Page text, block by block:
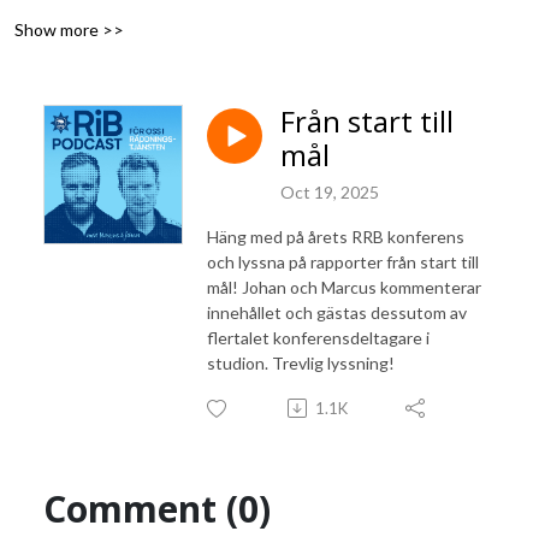
brandförsvar och Johan som Brandchef vid Uppsala brandförsvar.
www.rrfb.se/rib-podcast
Grafik: Adam Dahlstedt (Add Studio)
Show more >>
Från start till
mål
Oct 19, 2025
Häng med på årets RRB konferens
och lyssna på rapporter från start till
mål! Johan och Marcus kommenterar
innehållet och gästas dessutom av
flertalet konferensdeltagare i
studion. Trevlig lyssning!
1.1K
Comment (0)